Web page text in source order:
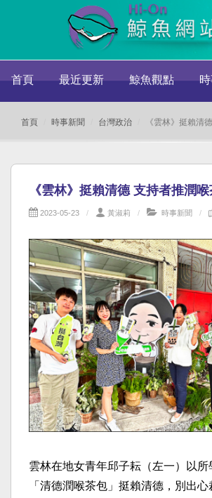
首頁 最近更新 鯨魚觀點
首頁 時事新聞 台灣政治 《雲林》挺賴清
《雲林》挺賴清德 支持者推潤
2023-05-23 黃淑莉 時事新聞
雲林在地女青年邱子耘（左一）以所
「清德潤喉茶包」挺賴清德，別出